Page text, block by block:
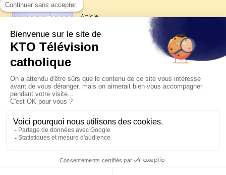
Article
Les reportages d'été 2026 de KTO
La visite pastorale du pape Léon
XIV à Assise à suivre sur KTO le
jeudi 6 août
Le pape en Uruguay, Argentine et
Pérou du 6 au 17 novembre 2026